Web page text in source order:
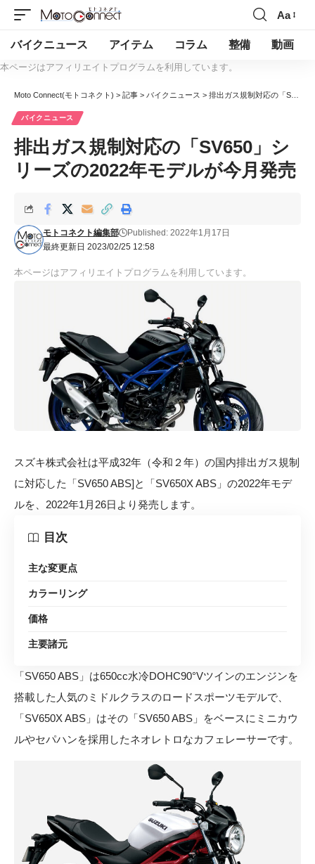
Aa
バイクニュース アイテム コラム 整備 動画
本ページはアフィリエイトプログラムを利用しています。
Moto Connect(モトコネクト) > 記事 > バイクニュース > 排出ガス規制対応の「SV650」シリーズの2022年モデルが今月発売
バイクニュース
排出ガス規制対応の「SV650」シ
リーズの2022年モデルが今月発売
最終更新日 2023/02/25 12:58
モトコネクト編集部 Published: 2022年1月17日
本ページはアフィリエイトプログラムを利用しています。
スズキ株式会社は平成32年（令和２年）の国内排出ガス規制
に対応した「SV650 ABS]と「SV650X ABS」の2022年モデ
ルを、2022年1月26日より発売します。
目次
主な変更点
カラーリング
価格
主要諸元
「SV650 ABS」は650cc水冷DOHC90°Vツインのエンジンを
搭載した人気のミドルクラスのロードスポーツモデルで、
「SV650X ABS」はその「SV650 ABS」をベースにミニカウ
ルやセパハンを採用したネオレトロなカフェレーサーです。